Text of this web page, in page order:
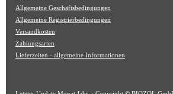
Allgemeine Geschäftsbedingungen
Allgemeine Registrierbedingungen
Versandkosten
Zahlungsarten
Lieferzeiten - allgemeine Informationen